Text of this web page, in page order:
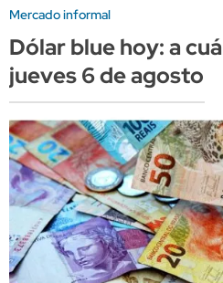
Mercado informal
Dólar blue hoy: a
jueves 6 de agosto